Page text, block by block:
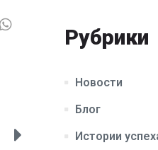
Рубрики
Новости
Блог
Истории